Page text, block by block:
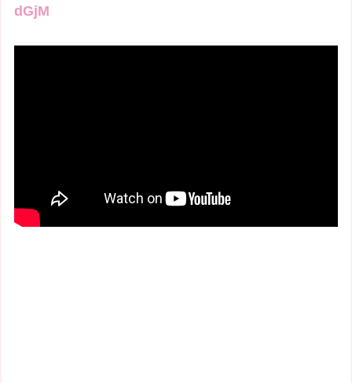
dGjM